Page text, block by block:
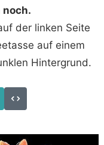
der linken Seite
auf einem
Hintergrund.
Code